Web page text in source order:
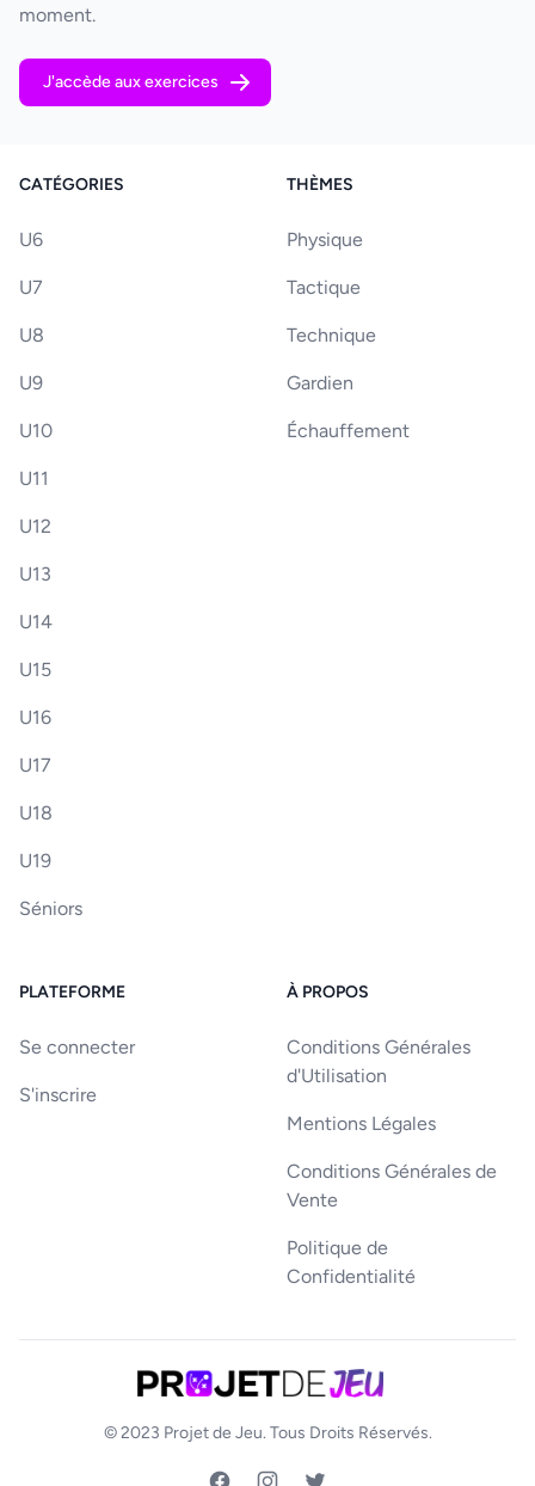
moment.
J'accède aux exercices
CATÉGORIES
U6
U7
U8
U9
U10
U11
U12
U13
U14
U15
U16
U17
U18
U19
Séniors
THÈMES
Physique
Tactique
Technique
Gardien
Échauffement
PLATEFORME
Se connecter
S'inscrire
À PROPOS
Conditions Générales
d'Utilisation
Mentions Légales
Conditions Générales de
Vente
Politique de
Confidentialité
© 2023 Projet de Jeu. Tous Droits Réservés.